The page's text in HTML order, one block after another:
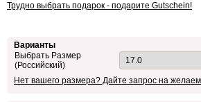
Трудно выбрать подарок - подарите Gutschein!
Варианты
Выбрать Размер
(Российский)
Нет вашего размера? Дайте запрос на